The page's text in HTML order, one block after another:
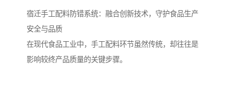
宿迁手工配料防错系统：融合创新技术，守护食品生产
安全与品质
在现代食品工业中，手工配料环节虽然传统，却往往是
影响较终产品质量的关键步骤。